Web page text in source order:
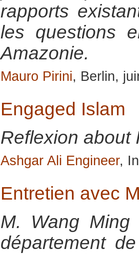
rapports
les questions
Amazonie.
Mauro Pirini, Berlin,
Engaged Islam
Reflexion about
Ashgar Ali Engineer,
Entretien avec
M. Wang Ming
département